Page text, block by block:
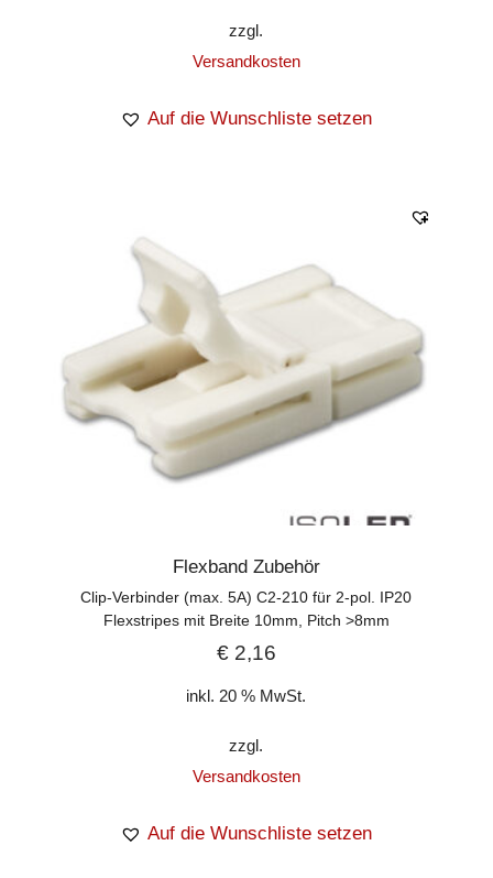
zzgl.
Versandkosten
Auf die Wunschliste setzen
Flexband Zubehör
Clip-Verbinder (max. 5A) C2-210 für 2-pol. IP20
Flexstripes mit Breite 10mm, Pitch >8mm
€2,16
inkl. 20 % MwSt.
zzgl.
Versandkosten
Auf die Wunschliste setzen